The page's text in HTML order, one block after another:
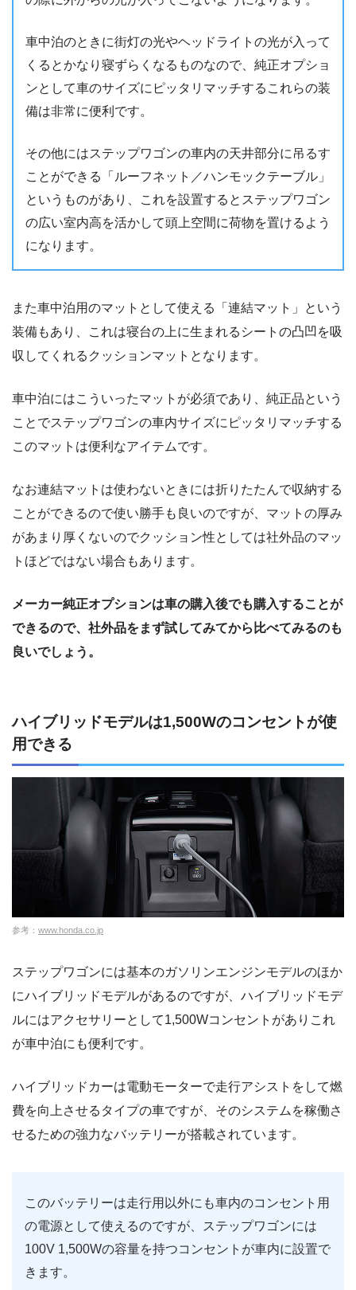
車中泊のときに街灯の光やヘッドライトの光が入って
くるとかなり寝ずらくなるものなので、純正オプショ
ンとして車のサイズにピッタリマッチするこれらの装
備は非常に便利です。
その他にはステップワゴンの車内の天井部分に吊るす
ことができる「ルーフネット／ハンモックテーブル」
というものがあり、これを設置するとステップワゴン
の広い室内高を活かして頭上空間に荷物を置けるよう
になります。
また車中泊用のマットとして使える「連結マット」という
装備もあり、これは寝台の上に生まれるシートの凸凹を吸
収してくれるクッションマットとなります。
車中泊にはこういったマットが必須であり、純正品という
ことでステップワゴンの車内サイズにピッタリマッチする
このマットは便利なアイテムです。
なお連結マットは使わないときには折りたたんで収納する
ことができるので使い勝手も良いのですが、マットの厚み
があまり厚くないのでクッション性としては社外品のマッ
トほどではない場合もあります。
メーカー純正オプションは車の購入後でも購入することが
できるので、社外品をまず試してみてから比べてみるのも
良いでしょう。
ハイブリッドモデルは1,500Wのコンセントが使
用できる
参考： www.honda.co.jp
ステップワゴンには基本のガソリンエンジンモデルのほか
にハイブリッドモデルがあるのですが、ハイブリッドモデ
ルにはアクセサリーとして1,500Wコンセントがありこれ
が車中泊にも便利です。
ハイブリッドカーは電動モーターで走行アシストをして燃
費を向上させるタイプの車ですが、そのシステムを稼働さ
せるための強力なバッテリーが搭載されています。
このバッテリーは走行用以外にも車内のコンセント用
の電源として使えるのですが、ステップワゴンには
100V 1,500Wの容量を持つコンセントが車内に設置で
きます。